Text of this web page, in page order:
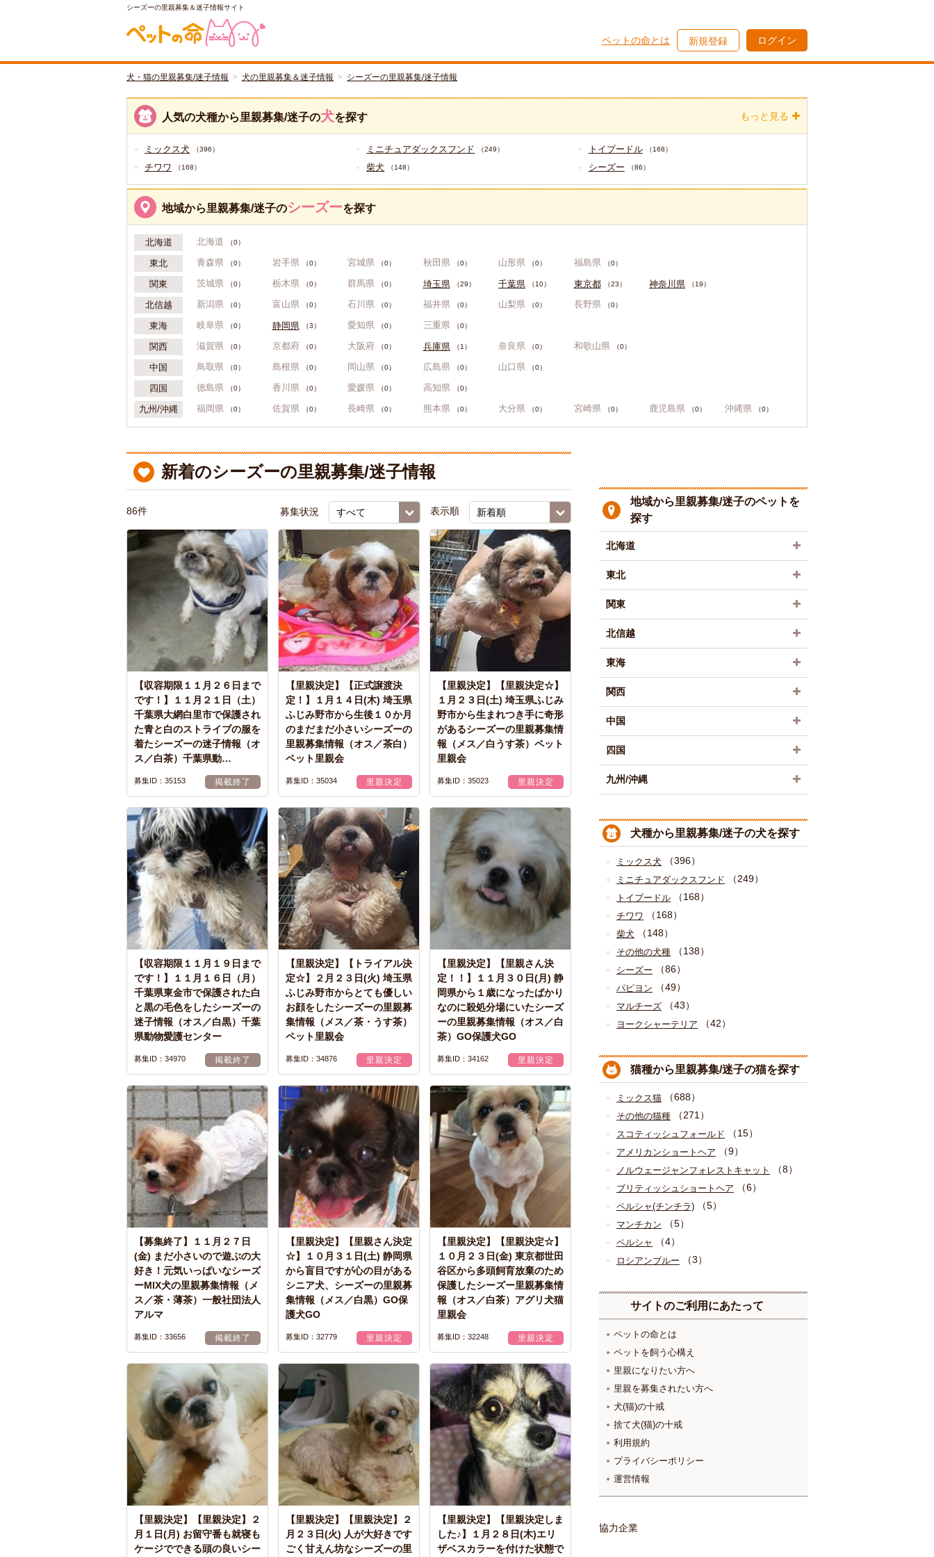
シーズーの里親募集＆迷子情報サイト
ペットの命とは 新規登録 ログイン
犬・猫の里親募集/迷子情報 犬の里親募集＆迷子情報 シーズーの里親募集/迷子情報
人気の犬種から里親募集/迷子の犬を探す
ミックス犬 （396） ミニチュアダックスフンド （249） トイプードル （168）
チワワ （168） 柴犬 （148） シーズー （86）
もっと見る
地域から里親募集/迷子のシーズーを探す
北海道 北海道 （0）
東北 青森県 （0） 岩手県 （0） 宮城県 （0） 秋田県 （0） 山形県 （0） 福島県 （0）
関東 茨城県 （0） 栃木県 （0） 群馬県 （0） 埼玉県 （29） 千葉県 （10） 東京都 （23） 神奈川県 （19）
北信越 新潟県 （0） 富山県 （0） 石川県 （0） 福井県 （0） 山梨県 （0） 長野県 （0）
東海 岐阜県 （0） 静岡県 （3） 愛知県 （0） 三重県 （0）
関西 滋賀県 （0） 京都府 （0） 大阪府 （0） 兵庫県 （1） 奈良県 （0） 和歌山県 （0）
中国 鳥取県 （0） 島根県 （0） 岡山県 （0） 広島県 （0） 山口県 （0）
四国 徳島県 （0） 香川県 （0） 愛媛県 （0） 高知県 （0）
九州/沖縄 福岡県 （0） 佐賀県 （0） 長崎県 （0） 熊本県 （0） 大分県 （0） 宮崎県 （0） 鹿児島県 （0） 沖縄県 （0）
新着のシーズーの里親募集/迷子情報
86件 募集状況 表示順
【収容期限１１月２６日まで
です！】１１月２１日（土）
千葉県大網白里市で保護され
た青と白のストライブの服を
着たシーズーの迷子情報（オ
ス／白茶）千葉県動…
募集ID：35153 掲載終了
【里親決定】【正式譲渡決
定！】１月１４日(木) 埼玉県
ふじみ野市から生後１０か月
のまだまだ小さいシーズーの
里親募集情報（オス／茶白）
ペット里親会
募集ID：35034 里親決定
【里親決定】【里親決定☆】
１月２３日(土) 埼玉県ふじみ
野市から生まれつき手に奇形
があるシーズーの里親募集情
報（メス／白うす茶）ペット
里親会
募集ID：35023 里親決定
【収容期限１１月１９日まで
です！】１１月１６日（月）
千葉県東金市で保護された白
と黒の毛色をしたシーズーの
迷子情報（オス／白黒）千葉
県動物愛護センター
募集ID：34970 掲載終了
【里親決定】【トライアル決
定☆】２月２３日(火) 埼玉県
ふじみ野市からとても優しい
お顔をしたシーズーの里親募
集情報（メス／茶・うす茶）
ペット里親会
募集ID：34876 里親決定
【里親決定】【里親さん決
定！！】１１月３０日(月) 静
岡県から１歳になったばかり
なのに殺処分場にいたシーズ
ーの里親募集情報（オス／白
茶）GO保護犬GO
募集ID：34162 里親決定
【募集終了】１１月２７日
(金) まだ小さいので遊ぶの大
好き！元気いっぱいなシーズ
ーMIX犬の里親募集情報（メ
ス／茶・薄茶）一般社団法人
アルマ
募集ID：33656 掲載終了
【里親決定】【里親さん決定
☆】１０月３１日(土) 静岡県
から盲目ですが心の目がある
シニア犬、シーズーの里親募
集情報（メス／白黒）GO保
護犬GO
募集ID：32779 里親決定
【里親決定】【里親決定☆】
１０月２３日(金) 東京都世田
谷区から多頭飼育放棄のため
保護したシーズー里親募集情
報（オス／白茶）アグリ犬猫
里親会
募集ID：32248 里親決定
【里親決定】【里親決定】２
月１日(月) お留守番も就寝も
ケージでできる頭の良いシー
【里親決定】【里親決定】２
月２３日(火) 人が大好きです
ごく甘えん坊なシーズーの里
【里親決定】【里親決定しま
した♪】１月２８日(木)エリ
ザベスカラーを付けた状態で
地域から里親募集/迷子のペットを
探す
北海道
東北
関東
北信越
東海
関西
中国
四国
九州/沖縄
犬種から里親募集/迷子の犬を探す
ミックス犬 （396）
ミニチュアダックスフンド （249）
トイプードル （168）
チワワ （168）
柴犬 （148）
その他の犬種 （138）
シーズー （86）
パピヨン （49）
マルチーズ （43）
ヨークシャーテリア （42）
猫種から里親募集/迷子の猫を探す
ミックス猫 （688）
その他の猫種 （271）
スコティッシュフォールド （15）
アメリカンショートヘア （9）
ノルウェージャンフォレストキャット （8）
ブリティッシュショートヘア （6）
ペルシャ(チンチラ) （5）
マンチカン （5）
ペルシャ （4）
ロシアンブルー （3）
サイトのご利用にあたって
ペットの命とは
ペットを飼う心構え
里親になりたい方へ
里親を募集されたい方へ
犬(猫)の十戒
捨て犬(猫)の十戒
利用規約
プライバシーポリシー
運営情報
協力企業